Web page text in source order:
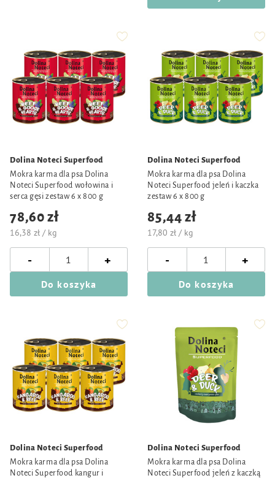
Dolina Noteci Superfood
Mokra karma dla psa Dolina
Noteci Superfood wołowina i
serca gęsi zestaw 6 x 800 g
78,60 zł
16,38 zł / kg
- +
Do koszyka
Dolina Noteci Superfood
Mokra karma dla psa Dolina
Noteci Superfood jeleń i kaczka
zestaw 6 x 800 g
85,44 zł
17,80 zł / kg
- +
Do koszyka
Dolina Noteci Superfood
Mokra karma dla psa Dolina
Noteci Superfood kangur i
Dolina Noteci Superfood
Mokra karma dla psa Dolina
Noteci Superfood jeleń z kaczką